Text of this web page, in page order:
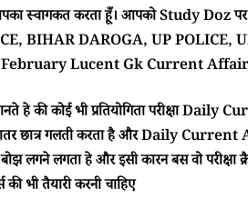
स्वागकत करता हूँ। आपको Study Doz पर
BIHAR DAROGA, UP POLICE,
February Lucent Gk Current
हे की कोई भी प्रतियोगिता परीक्षा
छात्र गलती करता है और Daily
लगने लगता हे और इसी कारन बस वो परीक्षा
भी तैयारी करनी चाहिए